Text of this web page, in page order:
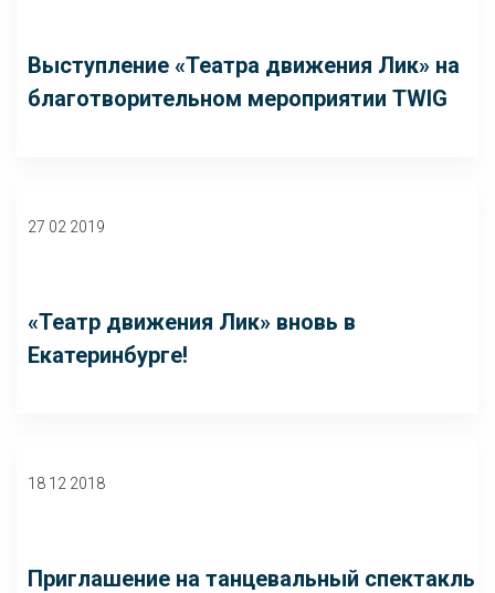
Выступление «Театра движения Лик» на
благотворительном мероприятии TWIG
27 02 2019
«Театр движения Лик» вновь в
Екатеринбурге!
18 12 2018
Приглашение на танцевальный спектакль